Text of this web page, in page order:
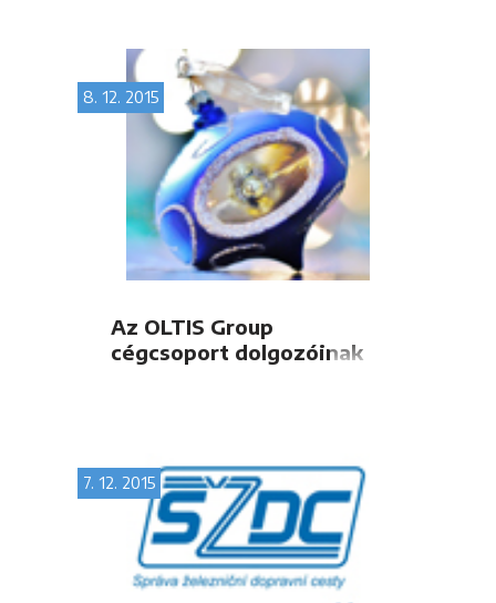
bevezetésének
8. 12. 2015
Az OLTIS Group
cégcsoport dolgozóinak
7. 12. 2015